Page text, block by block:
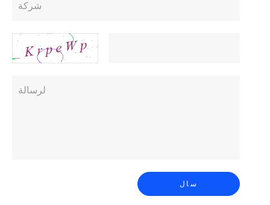
شركة
رمز التحقق
لرسالة
سال